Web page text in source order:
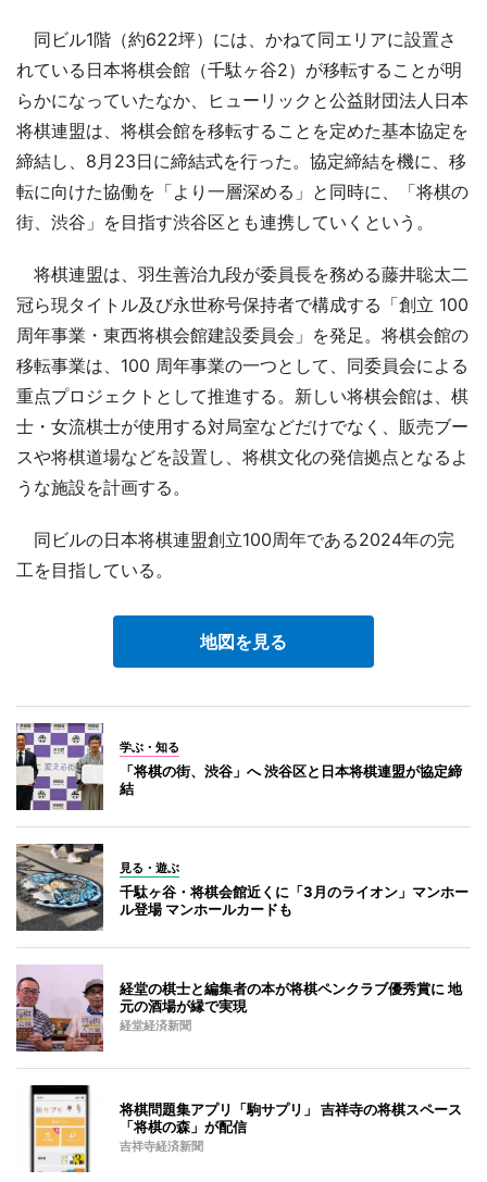
同ビル1階（約622坪）には、かねて同エリアに設置さ
れている日本将棋会館（千駄ヶ谷2）が移転することが明
らかになっていたなか、ヒューリックと公益財団法人日本
将棋連盟は、将棋会館を移転することを定めた基本協定を
締結し、8月23日に締結式を行った。協定締結を機に、移
転に向けた協働を「より一層深める」と同時に、「将棋の
街、渋谷」を目指す渋谷区とも連携していくという。
将棋連盟は、羽生善治九段が委員長を務める藤井聡太二
冠ら現タイトル及び永世称号保持者で構成する「創立 100
周年事業・東西将棋会館建設委員会」を発足。将棋会館の
移転事業は、100 周年事業の一つとして、同委員会による
重点プロジェクトとして推進する。新しい将棋会館は、棋
士・女流棋士が使用する対局室などだけでなく、販売ブー
スや将棋道場などを設置し、将棋文化の発信拠点となるよ
うな施設を計画する。
同ビルの日本将棋連盟創立100周年である2024年の完
工を目指している。
地図を見る
学ぶ・知る
「将棋の街、渋谷」へ 渋谷区と日本将棋連盟が協定締
結
見る・遊ぶ
千駄ヶ谷・将棋会館近くに「3月のライオン」マンホー
ル登場 マンホールカードも
経堂の棋士と編集者の本が将棋ペンクラブ優秀賞に 地
元の酒場が縁で実現
経堂経済新聞
将棋問題集アプリ「駒サプリ」 吉祥寺の将棋スペース
「将棋の森」が配信
吉祥寺経済新聞